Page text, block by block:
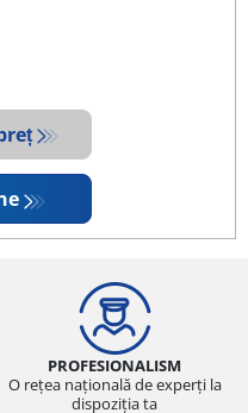
PROFESIONALISM
O rețea națională de experți la
dispoziția ta